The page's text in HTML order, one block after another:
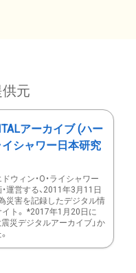
元
アーカイブ (ハー
シャワー日本研究
ウィン・O・ライシャワー
運営する、2011年3月11日
災害を記録したデジタル情
ト。 *2017年1月20日に
災デジタルアーカイブ」か